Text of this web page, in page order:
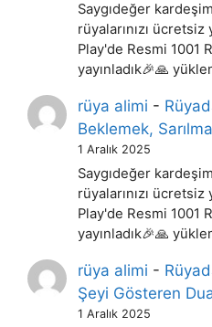
Saygıdeğer
rüyalarınızı
Play'de Resmi 1001
yayınladık🎉🙏
rüya alimi -
Beklemek,
1 Aralık 2025
Saygıdeğer
rüyalarınızı
Play'de Resmi 1001
yayınladık🎉🙏
rüya alimi -
Şeyi Gösteren
1 Aralık 2025